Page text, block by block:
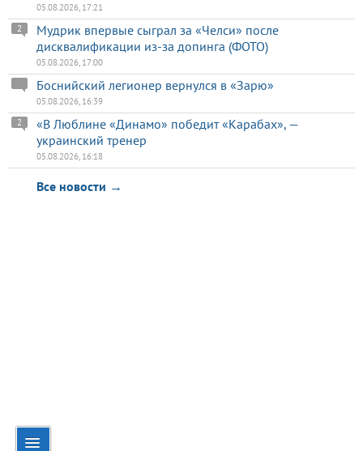
05.08.2026, 17:21
Мудрик впервые сыграл за «Челси» после
дисквалификации из-за допинга (ФОТО)
2
05.08.2026, 17:00
Боснийский легионер вернулся в «Зарю»
05.08.2026, 16:39
«В Люблине «Динамо» победит «Карабах», —
украинский тренер
2
05.08.2026, 16:18
Все новости →